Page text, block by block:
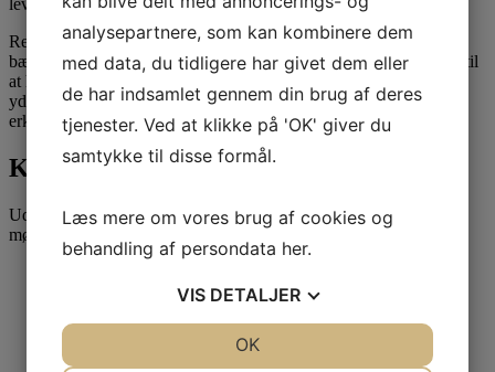
leverandøroprettelsesprocessen.
Revisor har en vigtig rolle i SMV’ers arbejde med
bæredygtighedsrapportering. Både som betroet rådgiver i forhold til
at hjælpe virksomheden på rette vej og senere ved at tilføre
yderligere troværdighed til ESG-rapporteringen som
erklæringsafgiver.
Kontakt Attent
Udfyld formularen for at blive kontaktet vedr. et uforpligtende
møde.
analysepartnere, som kan kombinere dem
med data, du tidligere har givet dem eller
de har indsamlet gennem din brug af deres
tjenester. Ved at klikke på 'OK' giver du
samtykke til disse formål.
Læs mere om vores brug af cookies og
behandling af persondata her.
VIS DETALJER
OK